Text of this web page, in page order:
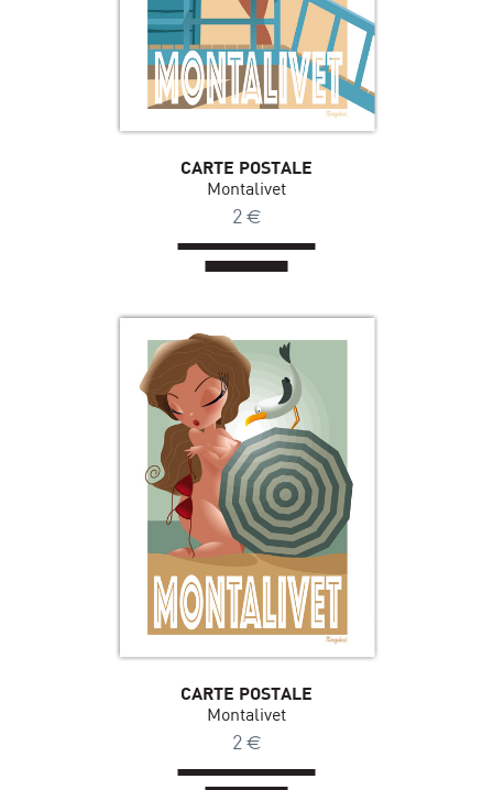
CARTE POSTALE
Montalivet
2 €
CARTE POSTALE
Montalivet
2 €